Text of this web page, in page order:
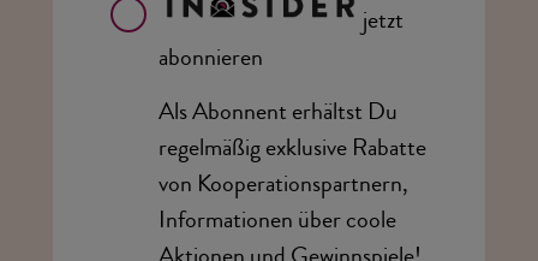
jetzt
abonnieren
Als Abonnent erhältst Du
regelmäßig exklusive Rabatte
von Kooperationspartnern,
Informationen über coole